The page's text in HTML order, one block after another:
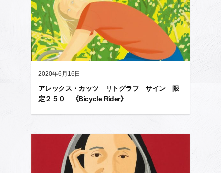
2020年6月16日
アレックス・カッツ リトグラフ サイン 限
定２５０ 《Bicycle Rider》